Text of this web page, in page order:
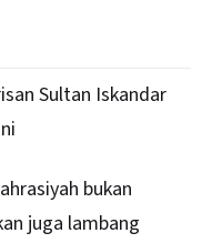
Sultan Iskandar
bukan
juga lambang